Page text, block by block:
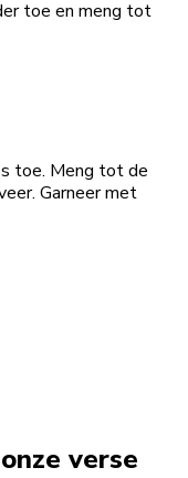
toe en meng tot
toe. Meng tot de
Garneer met
verse